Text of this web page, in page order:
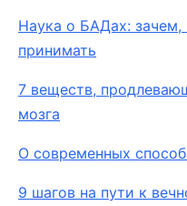
Наука о БАДах: зачем,
принимать
7 веществ,
мозга
О современных
9 шагов на пути к